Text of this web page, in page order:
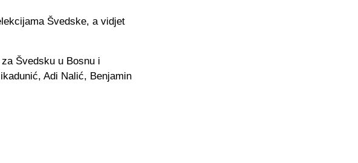
Švedske, a vidjet
Švedsku u Bosnu i
Adi Nalić, Benjamin